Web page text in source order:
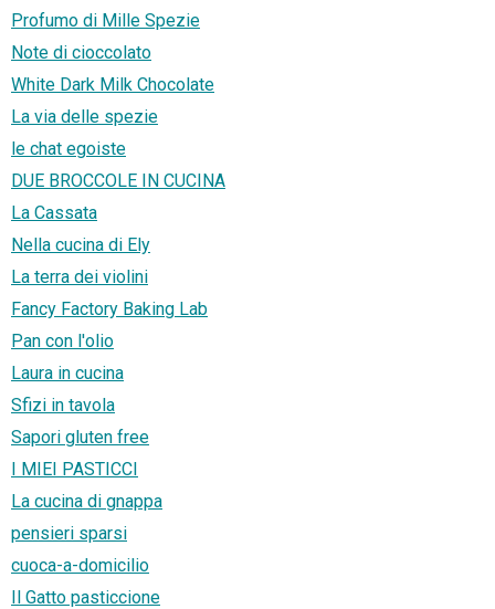
Profumo di Mille Spezie
Note di cioccolato
White Dark Milk Chocolate
La via delle spezie
le chat egoiste
DUE BROCCOLE IN CUCINA
La Cassata
Nella cucina di Ely
La terra dei violini
Fancy Factory Baking Lab
Pan con l'olio
Laura in cucina
Sfizi in tavola
Sapori gluten free
I MIEI PASTICCI
La cucina di gnappa
pensieri sparsi
cuoca-a-domicilio
Il Gatto pasticcione